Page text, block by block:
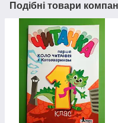
Подібні товари